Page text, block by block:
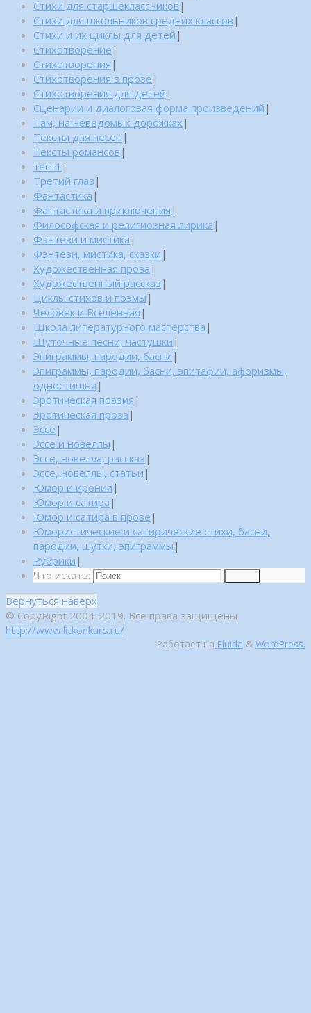
Стихи для старшеклассников |
Стихи для школьников средних классов |
Стихи и их циклы для детей |
Стихотворение |
Стихотворения |
Стихотворения в прозе |
Стихотворения для детей |
Сценарии и диалоговая форма произведений |
Там, на неведомых дорожках |
Тексты для песен |
Тексты романсов |
тест1 |
Третий глаз |
Фантастика |
Фантастика и приключения |
Философская и религиозная лирика |
Фэнтези и мистика |
Фэнтези, мистика, сказки |
Художественная проза |
Художественный рассказ |
Циклы стихов и поэмы |
Человек и Вселенная |
Школа литературного мастерства |
Шуточные песни, частушки |
Эпиграммы, пародии, басни |
Эпиграммы, пародии, басни, эпитафии, афоризмы,
одностишья |
Эротическая поэзия |
Эротическая проза |
Эссе |
Эссе и новеллы |
Эссе, новелла, рассказ |
Эссе, новеллы, статьи |
Юмор и ирония |
Юмор и сатира |
Юмор и сатира в прозе |
Юмористические и сатирические стихи, басни,
пародии, шутки, эпиграммы |
Рубрики |
Что искать:
Вернуться наверх
© CopyRight 2004-2019. Все права защищены
http://www.litkonkurs.ru/
Работает на Fluida & WordPress.